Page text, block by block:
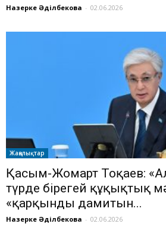
Назерке Әділбекова - 02.06.2026
Жаңалықтар
Қасым-Жомарт Тоқаев:
түрде бірегей құқықтық
«қарқынды дамитын...
Назерке Әділбекова - 02.06.2026